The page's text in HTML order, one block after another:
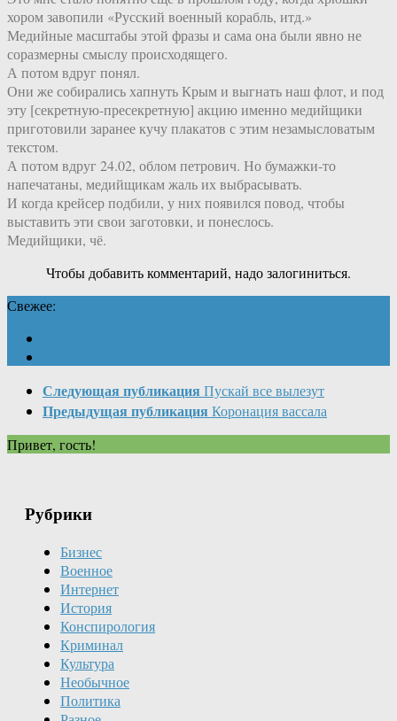
хором завопили «Русский военный корабль, итд.»
Медийные масштабы этой фразы и сама она были явно не
соразмерны смыслу происходящего.
А потом вдруг понял.
Они же собирались хапнуть Крым и выгнать наш флот, и под
эту [секретную-пресекретную] акцию именно медийщики
приготовили заранее кучу плакатов с этим незамысловатым
текстом.
А потом вдруг 24.02, облом петрович. Но бумажки-то
напечатаны, медийщикам жаль их выбрасывать.
И когда крейсер подбили, у них появился повод, чтобы
выставить эти свои заготовки, и понеслось.
Медийщики, чё.
Чтобы добавить комментарий, надо залогиниться.
Свежее:
Следующая публикация Пускай все вылезут
Предыдущая публикация Коронация вассала
Привет, гость!
Рубрики
Бизнес
Военное
Интернет
История
Конспирология
Криминал
Культура
Необычное
Политика